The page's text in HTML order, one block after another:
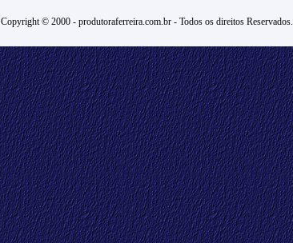
Copyright © 2000 - produtoraferreira.com.br- Todos os direitos Reservados.